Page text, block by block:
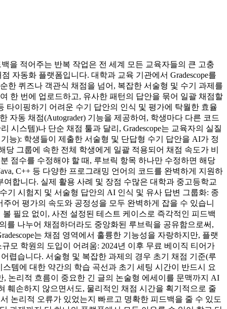
을 적어주는 반복 작업은 전 세계 모든 교육자들의 큰 고충
자동화 플랫폼입니다. 대학과 교육 기관에서 Gradescope를
한 퀴즈나 객관식 채점을 넘어, 복잡한 서술형 및 수기 과제를
한 번에 업로드하고, 유사한 패턴의 답안을 묶어 일괄 채점할
타이핑하기 어려운 수기 답안의 인식 및 평가에 탁월한 효율
자동 채점(Autograder) 기능을 제공하여, 학생마다 다른 코드
스템)나 단순 채점 툴과 달리, Gradescope는 교육자의 실질
능): 학생들이 제출한 서술형 및 단답형 수기 답안을 AI가 정
그룹에 속한 전체 학생에게 일괄 적용되어 채점 속도가 비
점수를 수정해야 할 때, 루브릭 항목 하나만 수정하면 해당
C++ 등 다양한 프로그래밍 언어의 코드를 완벽하게 지원하
합니다. 실제 활용 사례 및 장점 수많은 대학과 중고등학교
기 시험지 및 서술형 답안의 AI 인식 및 유사 답변 그룹화: 종
어 평가의 속도와 공정성을 모두 완벽하게 잡을 수 있습니
필요 없이, 사전 설정된 테스트 케이스로 즉각적인 피드백
를 나누어 채점하더라도 중앙화된 루브릭을 공유함으로써,
는 채점 영역에서 훌륭한 기능성을 자랑하지만, 플랫
모 학원의 도입이 어려움: 2024년 이후 무료 베이직 티어가
렵습니다. 서술형 및 복잡한 과제의 경우 초기 채점 기준(루
템에 대한 약간의 학습 곡선과 초기 세팅 시간이 반드시 요
논리적 흐름이 중요한 긴 글의 논술형 에세이를 문맥까지 AI
훼손하지 않으면서도, 물리적인 채점 시간을 획기적으로 줄
논리적 오류가 있었는지 빠르고 명확한 피드백을 줄 수 있도